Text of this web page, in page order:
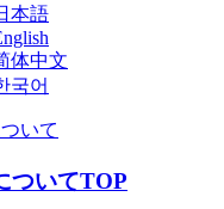
本語
体中文
국어
いて
ついてTOP